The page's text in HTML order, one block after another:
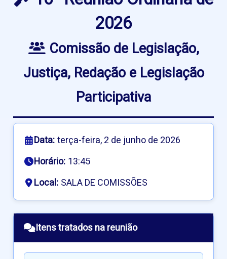
2026
Comissão de Legislação,
Justiça, Redação e Legislação
Participativa
Data:terça-feira, 2 de junho de 2026
Horário: 13:45
Local: SALA DE COMISSÕES
Itens tratados na reunião